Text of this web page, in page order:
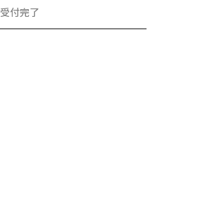
受付完了